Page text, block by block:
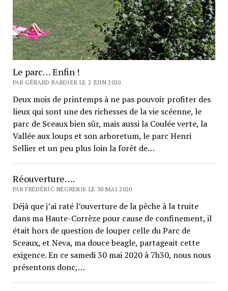
Le parc… Enfin !
PAR GÉRARD BARDIER LE 2 JUIN 2020
Deux mois de printemps à ne pas pouvoir profiter des
lieux qui sont une des richesses de la vie scéenne, le
parc de Sceaux bien sûr, mais aussi la Coulée verte, la
Vallée aux loups et son arboretum, le parc Henri
Sellier et un peu plus loin la forêt de…
Réouverture….
PAR FRÉDÉRIC NÉGRERIE LE 30 MAI 2020
Déjà que j’ai raté l’ouverture de la pêche à la truite
dans ma Haute-Corrèze pour cause de confinement, il
était hors de question de louper celle du Parc de
Sceaux, et Neva, ma douce beagle, partageait cette
exigence. En ce samedi 30 mai 2020 à 7h30, nous nous
présentons donc,…